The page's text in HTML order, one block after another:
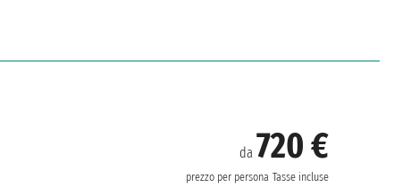
da 720 €
prezzo per persona Tasse incluse